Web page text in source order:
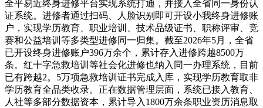
全平易近终身进修平台实现系统打通，并接入全省同一身份认
证系统。进修者通过扫码、人脸识别即可开设小我终身进修账
户，实现学历教育、职业培训、技术品级证书、职称评审、竞
赛和公益培训等多类型进修同一归集。截至2026年5月，全省
已开设终身进修账户396万余个，累计存入进修跨越8500万
条。红十字急救培训等社会化进修也纳入同一办理系统，目前
已有跨越2。5万项急救培训证书完成入库，实现学历教育取非
学历教育全品类收录。正在数据管理层面，系统已接入教育、
人社等多部分数据资本，累计导入1800万余条职业资历消息取